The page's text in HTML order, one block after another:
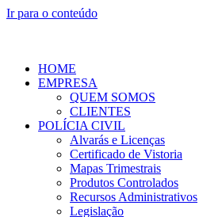
Ir para o conteúdo
HOME
EMPRESA
QUEM SOMOS
CLIENTES
POLÍCIA CIVIL
Alvarás e Licenças
Certificado de Vistoria
Mapas Trimestrais
Produtos Controlados
Recursos Administrativos
Legislação